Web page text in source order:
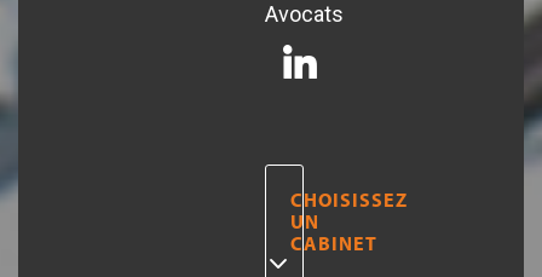
Avocats
CHOISISSEZ
UN
CABINET